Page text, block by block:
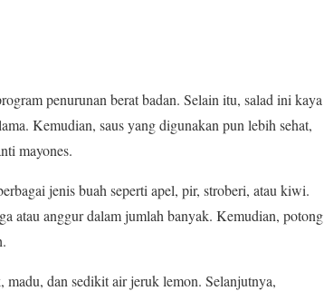
penurunan berat badan. Selain itu, salad ini kaya
Kemudian, saus yang digunakan pun lebih sehat,
mayones.
jenis buah seperti apel, pir, stroberi, atau kiwi.
atau anggur dalam jumlah banyak. Kemudian, potong
madu, dan sedikit air jeruk lemon. Selanjutnya,